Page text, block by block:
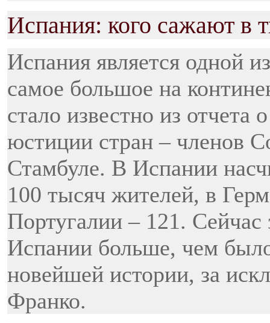
Испания: кого сажают в
Испания является одной
самое большое на
стало известно из
юстиции стран – членов
Стамбуле. В Испании
100 тысяч жителей, в
Португалии – 121.
Испании больше, чем
новейшей истории, за
Франко.